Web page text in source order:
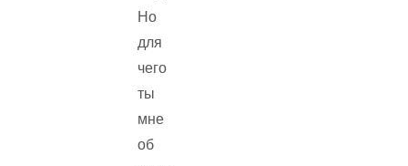
Но
для
чего
ты
мне
об